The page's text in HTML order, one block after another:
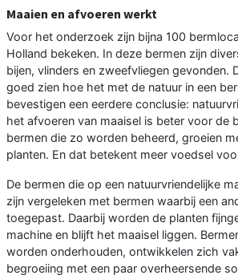
Maaien en afvoeren werkt
Voor het onderzoek zijn bijna 100
Holland bekeken. In deze bermen zijn
bijen, vlinders en zweefvliegen gevonden.
goed zien hoe het met de natuur in een
bevestigen een eerdere conclusie:
het afvoeren van maaisel is beter voor de
bermen die zo worden beheerd, groeien
planten. En dat betekent meer voedsel
De bermen die op een natuurvriendelijke
zijn vergeleken met bermen waarbij een
toegepast. Daarbij worden de planten
machine en blijft het maaisel liggen.
worden onderhouden, ontwikkelen zich
begroeiing met een paar overheersende